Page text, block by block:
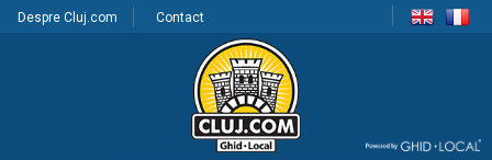
Despre Cluj.com Contact